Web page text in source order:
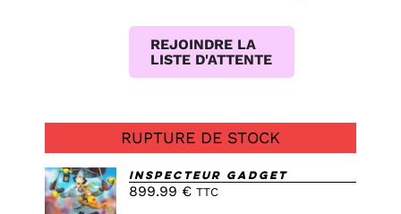
REJOINDRE LA
LISTE D'ATTENTE
RUPTURE DE STOCK
DETAILS
Inspecteur Gadget
899.99 € TTC